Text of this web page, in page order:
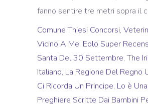
Comune Thiesi Concorsi,
Vicino A Me, Eolo Super
Santa Del 30 Settembre,The
Italiano, La Regione Del Regno
Ci Ricorda Un Principe, Lo è
Preghiere Scritte Dai Bambini